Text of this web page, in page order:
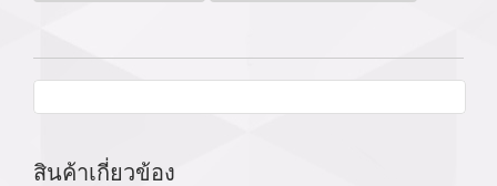
สินค้าเกี่ยวข้อง